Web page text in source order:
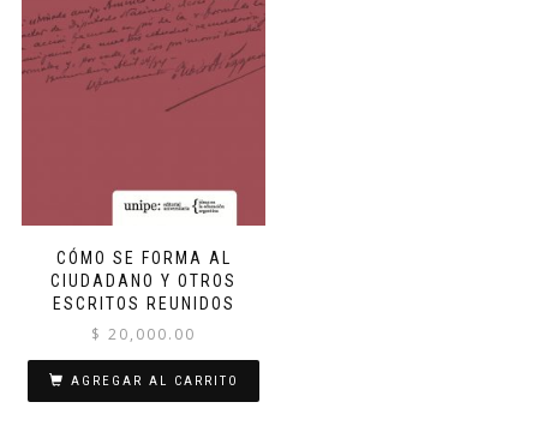
CÓMO SE FORMA AL
CIUDADANO Y OTROS
ESCRITOS REUNIDOS
$ 20,000.00
AGREGAR AL CARRITO